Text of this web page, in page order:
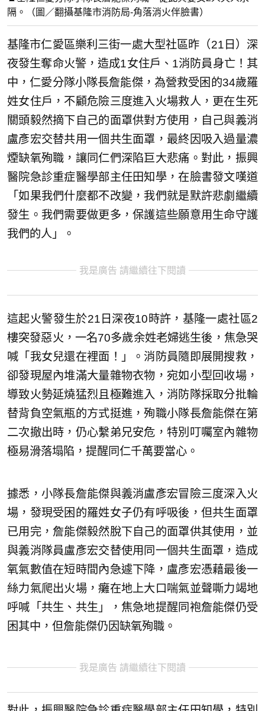
隔。（圖／翻攝基隆市消防局-角落消火伴臉書）
基隆市仁愛區樂利三街一處大型社區昨（21日）深
夜發生奪命火警，造成1女住戶、1消防員身亡！其
中，仁愛分隊小隊長詹能傑，為營救受困的34歲羅
姓女住戶，不顧危險三度進入火場救人，更在生死
關頭毅然摘下自己的面罩供對方使用，自己與義消
盧彥宏交替共用一個共生面罩，最終因吸入過量濃
煙缺氧殉職，讓同仁們深陷巨大悲痛。對此，振興
醫院急診重症醫學部主任田知學，在臉書發文嘆道
「如果我們什麼都不改變，我們就是默許悲劇繼續
發生。我們需要做更多，保護這些願意用生命守護
我們的人」。
我是廣告 請繼續往下閱讀
這起火警發生於21日深夜10時許，基隆一處社區2
樓突發惡火，一名70多歲余姓老婦逃生後，焦急哭
喊「我女兒還在裡面！」。消防員隨即展開搜救，
卻發現屋內堆滿大量雜物衣物，宛如小型回收場，
導致火勢延燒猛烈且極難進入，消防隊採取分批輪
替背負空氣瓶的方式挺進，殉職小隊長詹能傑在第
二次撤出時，仍心繫弟兄安危，特別叮囑室內雜物
極易滑落塌陷，提醒同仁千萬要當心。
據悉，小隊長詹能傑與義消盧彥宏冒險三度深入火
場，發現受困的羅姓女子仍有呼吸後，但共生面罩
已用完，詹能傑毅然脫下自己的面罩供其使用，並
與義消隊員盧彥宏交替使用同一個共生面罩，造成
氧氣數值在短時間內急遽下降，盧彥宏憑藉最後一
絲力氣爬出火場，癱在地上大口喘氣並聲嘶力竭地
呼喊「共生、共生」，焦急地提醒同袍詹能傑仍受
困其中，但詹能傑仍因缺氧殉職。
我是廣告 請繼續往下閱讀